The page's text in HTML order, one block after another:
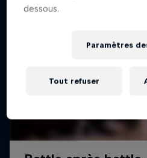
dessous.
Paramètres
Tout refuser